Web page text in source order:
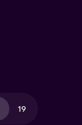
19